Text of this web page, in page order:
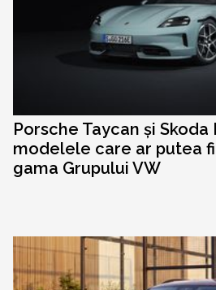
Porsche Taycan și Skoda
modelele care ar putea
gama Grupului VW